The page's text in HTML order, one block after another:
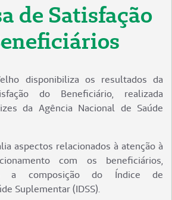
de Satisfação
disponibiliza os resultados da
do Beneficiário, realizada
da Agência Nacional de Saúde
aspectos relacionados à atenção à
com os beneficiários,
a composição do Índice de
Suplementar (IDSS).